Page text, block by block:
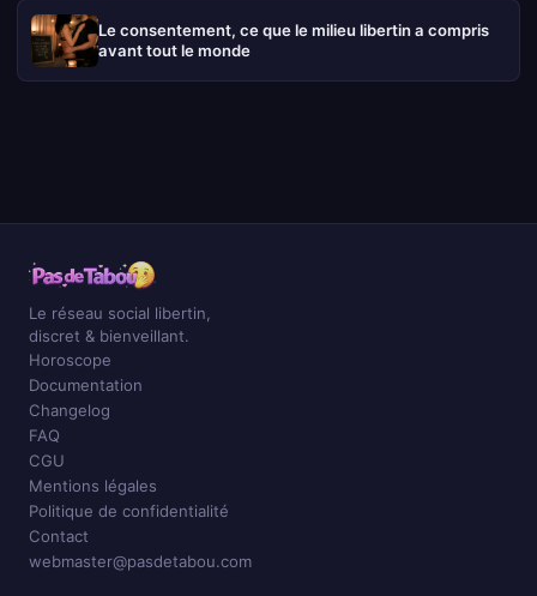
Le consentement, ce que le milieu libertin a compris
avant tout le monde
Le réseau social libertin,
discret & bienveillant.
Horoscope
Documentation
Changelog
FAQ
CGU
Mentions légales
Politique de confidentialité
Contact
webmaster@pasdetabou.com